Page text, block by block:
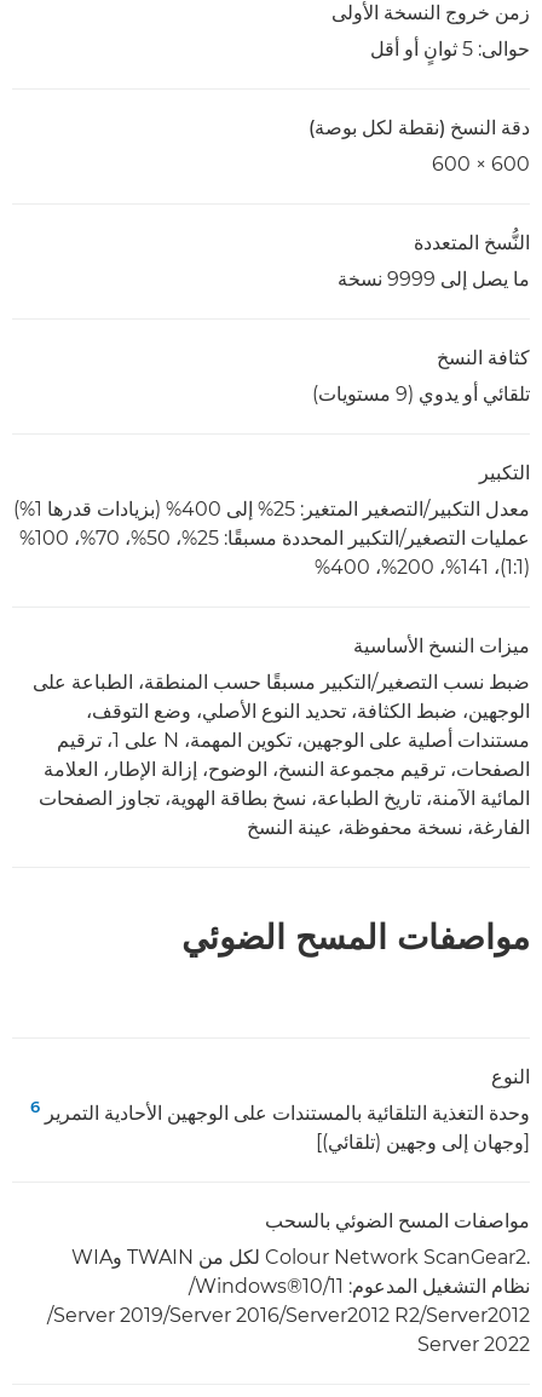
زمن خروج النسخة الأولى
حوالى: 5 ثوانٍ أو أقل
دقة النسخ (نقطة لكل بوصة)
600 × 600
النُّسخ المتعددة
ما يصل إلى 9999 نسخة
كثافة النسخ
تلقائي أو يدوي (9 مستويات)
التكبير
معدل التكبير/التصغير المتغير: 25% إلى 400% (بزيادات قدرها 1%)
عمليات التصغير/التكبير المحددة مسبقًا: 25%، 50%، 70%، 100%
(1:1)، 141%، 200%، 400%
ميزات النسخ الأساسية
ضبط نسب التصغير/التكبير مسبقًا حسب المنطقة، الطباعة على
الوجهين، ضبط الكثافة، تحديد النوع الأصلي، وضع التوقف،
مستندات أصلية على الوجهين، تكوين المهمة، N على 1، ترقيم
الصفحات، ترقيم مجموعة النسخ، الوضوح، إزالة الإطار، العلامة
المائية الآمنة، تاريخ الطباعة، نسخ بطاقة الهوية، تجاوز الصفحات
الفارغة، نسخة محفوظة، عينة النسخ
مواصفات المسح الضوئي
النوع
وحدة التغذية التلقائية بالمستندات على الوجهين الأحادية التمرير 6
[وجهان إلى وجهين (تلقائي)]
مواصفات المسح الضوئي بالسحب
Colour Network ScanGear2.‎ لكل من TWAIN وWIA
نظام التشغيل المدعوم: Windows®10/11/‏
Server2012‏/Server2012 R2‏/Server 2016/‏Server 2019/‏
Server 2022